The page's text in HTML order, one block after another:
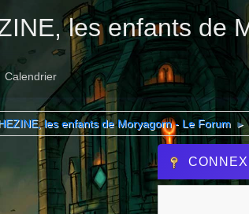
les enfants de
Calendrier
les enfants de Moryagorn - Le Forum ►